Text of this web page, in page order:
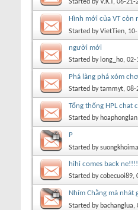
Started byV.K.T, 06-21-
Hình mới của VT còn
Started byVietTien,
người mới
Started by long_ho, 02-
Phá làng phá xóm
Started bytammyt, 08-
Tổng thống HPL chat
Started by
P
Started by
hihi comes back
Started bycobecuoi89,
Nhím Chằng mà nhát
Started by bachanglua,